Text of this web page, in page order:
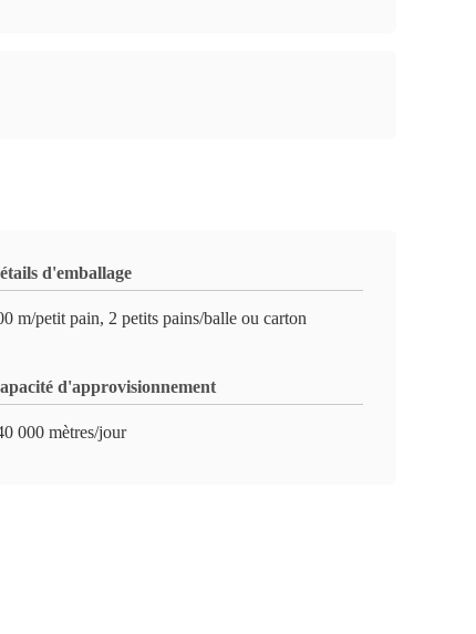
d'emballage
m/petit pain, 2 petits pains/balle ou carton
d'approvisionnement
000 mètres/jour